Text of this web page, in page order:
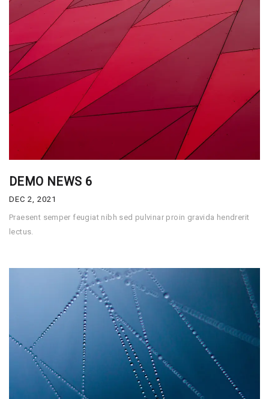
DEMO NEWS 6
DEC 2, 2021
Praesent semper feugiat nibh sed pulvinar proin gravida hendrerit
lectus.